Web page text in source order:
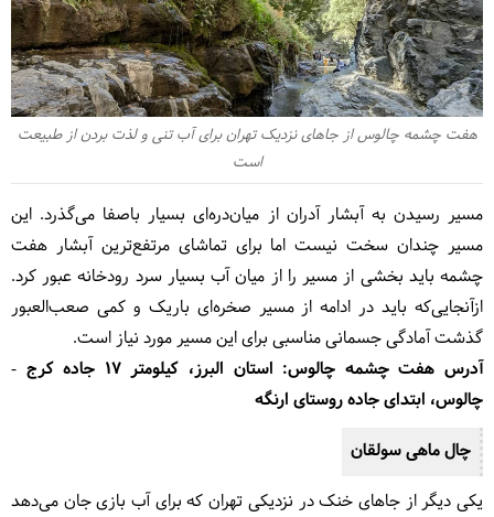
هفت چشمه چالوس از جاهای نزدیک تهران برای آب تنی و لذت بردن از طبیعت
است
مسیر رسیدن به آبشار آدران از میان‌دره‌ای بسیار باصفا می‌گذرد. این
مسیر چندان سخت نیست اما برای تماشای مرتفع‌ترین آبشار هفت
چشمه باید بخشی از مسیر را از میان آب بسیار سرد رودخانه عبور کرد.
ازآنجایی‌که باید در ادامه از مسیر صخره‌ای باریک و کمی صعب‌العبور
گذشت آمادگی جسمانی مناسبی برای این مسیر مورد نیاز است.
آدرس هفت چشمه چالوس: استان البرز، کیلومتر ۱۷ جاده کرج -
چالوس، ابتدای جاده روستای ارنگه
چال ماهی سولقان
یکی دیگر از جاهای خنک در نزدیکی تهران که برای آب بازی جان می‌دهد